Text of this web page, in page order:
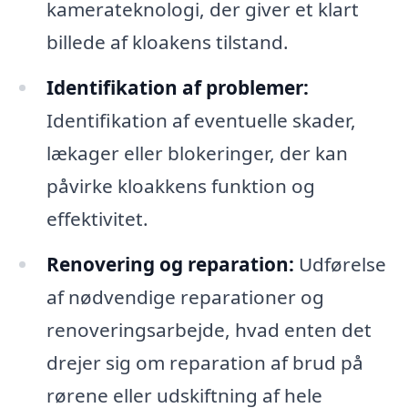
kamerateknologi, der giver et klart
billede af kloakens tilstand.
Identifikation af problemer:
Identifikation af eventuelle skader,
lækager eller blokeringer, der kan
påvirke kloakkens funktion og
effektivitet.
Renovering og reparation: Udførelse
af nødvendige reparationer og
renoveringsarbejde, hvad enten det
drejer sig om reparation af brud på
rørene eller udskiftning af hele